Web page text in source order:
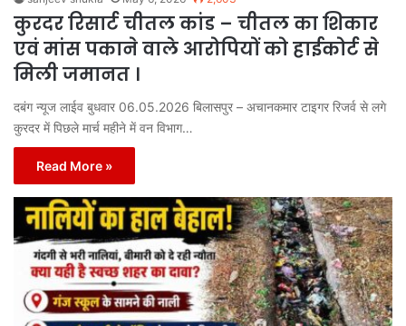
कुरदर रिसार्ट चीतल कांड – चीतल का शिकार
एवं मांस पकाने वाले आरोपियों को हाईकोर्ट से
मिली जमानत ।
दबंग न्यूज लाईव बुधवार 06.05.2026 बिलासपुर – अचानकमार टाइगर रिजर्व से लगे
कुरदर में पिछले मार्च महीने में वन विभाग…
Read More »